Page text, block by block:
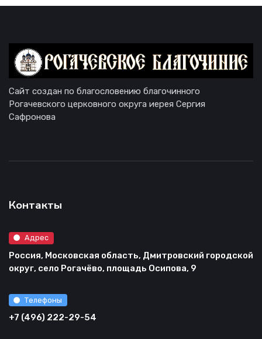
Сайт создан по благословению благочинного
Рогачевского церковного округа иерея Сергия
Сафронова
Контакты
Адрес
Россия, Московская область, Дмитровский городской
округ, село Рогачёво, площадь Осипова, 9
Телефоны
+7 (496) 222-29-54